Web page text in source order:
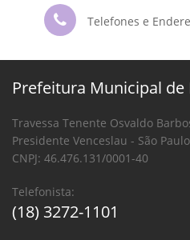
Telefones e
Prefeitura Municipal de
Travessa Tenente Osvaldo
Presidente Venceslau - São
CNPJ: 46.476.131/0001-40
Telefonista:
(18) 3272-1101